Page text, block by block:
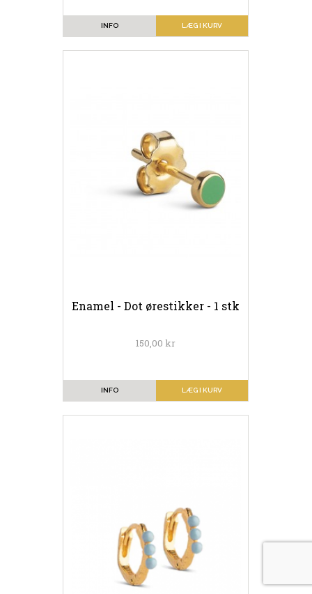
LÆG I KURV
INFO
Enamel - Dot ørestikker - 1 stk
150,00 kr
LÆG I KURV
INFO